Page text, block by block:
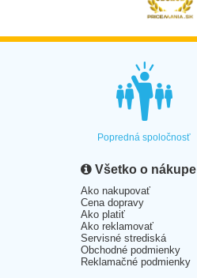
Popredná spoločnosť
Všetko o nákupe
Ako nakupovať
Cena dopravy
Ako platiť
Ako reklamovať
Servisné strediská
Obchodné podmienky
Reklamačné podmienky